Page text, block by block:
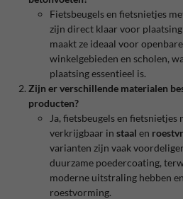
Fietsbeugels en fietsnietjes
zijn direct klaar voor
maakt ze ideaal voor
winkelgebieden en scholen,
plaatsing essentieel is.
Zijn er verschillende materialen
producten?
Ja, fietsbeugels en
verkrijgbaar in staal en
varianten zijn vaak
duurzame poedercoating,
moderne uitstraling hebben
roestvorming.